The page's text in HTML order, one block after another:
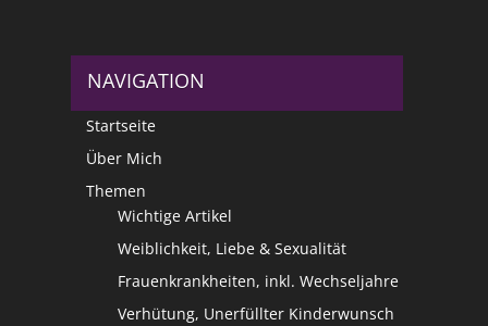
NAVIGATION
Startseite
Über Mich
Themen
Wichtige Artikel
Weiblichkeit, Liebe & Sexualität
Frauenkrankheiten, inkl. Wechseljahre
Verhütung, Unerfüllter Kinderwunsch